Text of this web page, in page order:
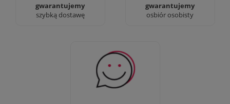
gwarantujemy
szybką dostawę
gwarantujemy
osbiór osobisty
Sprawdź nasze 100%
zadowolenia Klientów